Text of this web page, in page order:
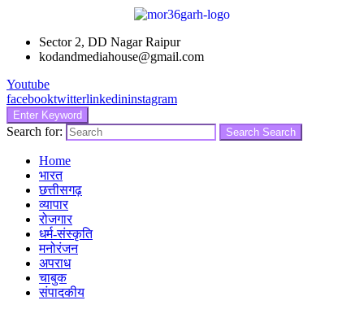
Sector 2, DD Nagar Raipur
kodandmediahouse@gmail.com
Youtube
facebooktwitterlinkedininstagram
Enter Keyword
Search for: Search Search
Home
भारत
छत्तीसगढ़
व्यापार
रोजगार
धर्म-संस्कृति
मनोरंजन
अपराध
चाबुक
संपादकीय